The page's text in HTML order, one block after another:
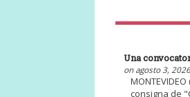
Una
on agosto 3,
consigna de